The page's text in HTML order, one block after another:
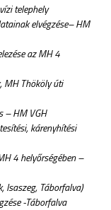
telephely
elvégzése– HM
az MH 4
MH Thököly úti
– HM VGH
kárenyhítési
4 helyőrségében –
Isaszeg, Táborfalva)
-Táborfalva